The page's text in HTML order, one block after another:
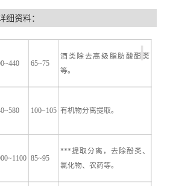
备固定相、用于富集微量元素，尿毒症病人
细资料：
+
65~75
酒类除去高级脂肪酸酯类
等。
100~105 有机物分离提取。
85~95
***提取分离，去除酚类、
氯化物、农药等。